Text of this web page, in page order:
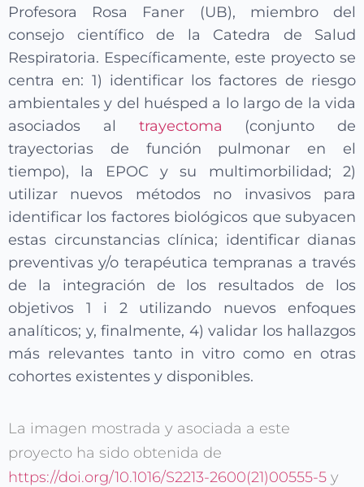
Profesora Rosa Faner (UB), miembro del
consejo científico de la Catedra de Salud
Respiratoria. Específicamente, este proyecto se
centra en: 1) identificar los factores de riesgo
ambientales y del huésped a lo largo de la vida
asociados al trayectoma (conjunto de
trayectorias de función pulmonar en el
tiempo), la EPOC y su multimorbilidad; 2)
utilizar nuevos métodos no invasivos para
identificar los factores biológicos que subyacen
estas circunstancias clínica; identificar dianas
preventivas y/o terapéutica tempranas a través
de la integración de los resultados de los
objetivos 1 i 2 utilizando nuevos enfoques
analíticos; y, finalmente, 4) validar los hallazgos
más relevantes tanto in vitro como en otras
cohortes existentes y disponibles.
La imagen mostrada y asociada a este
proyecto ha sido obtenida de
https://doi.org/10.1016/S2213-2600(21)00555-5 y